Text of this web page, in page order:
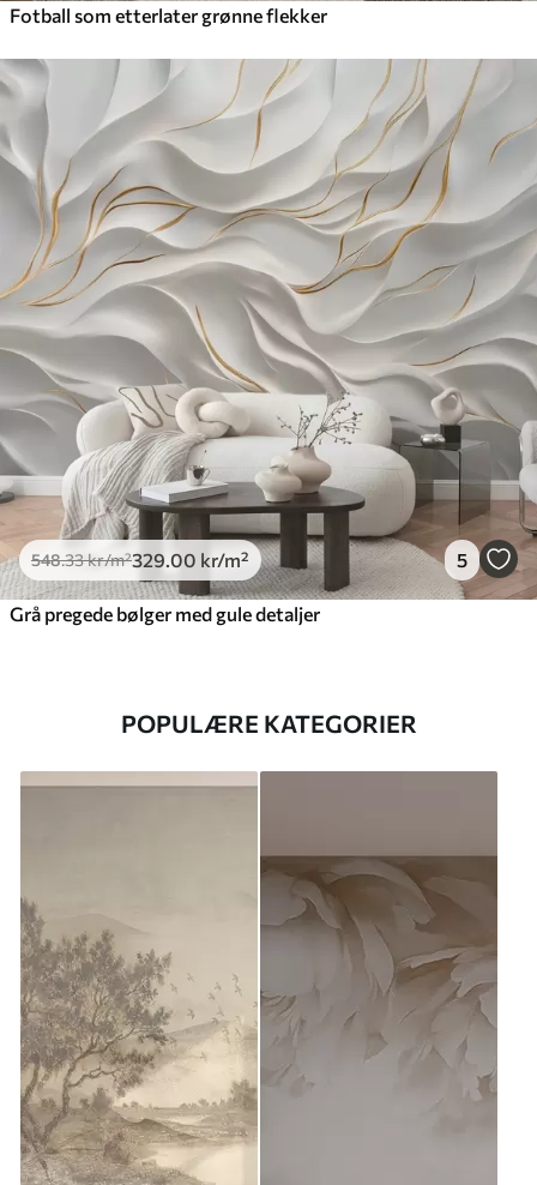
Fotball som etterlater grønne flekker
548.33kr/m²329 .00 kr/m² 5
Grå pregede bølger med gule detaljer
POPULÆRE KATEGORIER